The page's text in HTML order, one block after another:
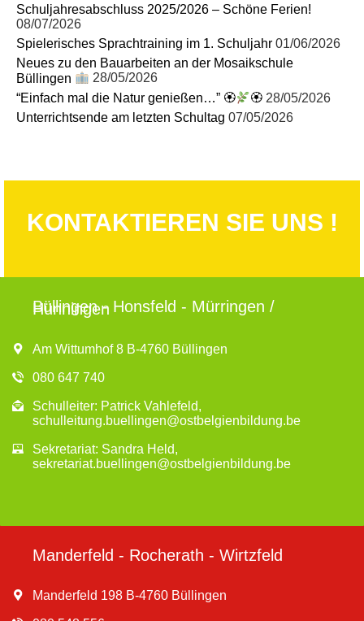
Schuljahresabschluss 2025/2026 – Schöne Ferien!
08/07/2026
Spielerisches Sprachtraining im 1. Schuljahr 01/06/2026
Neues zu den Bauarbeiten an der Mosaikschule
Büllingen
28/05/2026
“Einfach mal die Natur genießen…” 🏵
🏵 28/05/2026
Unterrichtsende am letzten Schultag 07/05/2026
KONTAKTIEREN SIE UNS !
Büllingen - Honsfeld - Mürringen /
Hünningen
Am Wittumhof 8 B-4760 Büllingen
080 647 740
Schulleiter: Patrick Vahlefeld,
schulleitung.buellingen@ostbelgienbildung.be
Sekretariat: Sandra Held,
sekretariat.buellingen@ostbelgienbildung.be
Manderfeld - Rocherath - Wirtzfeld
Manderfeld 198 B-4760 Büllingen